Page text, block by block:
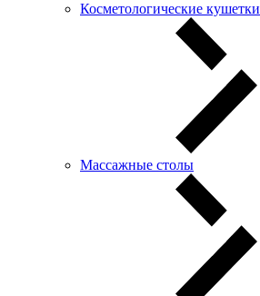
Косметологические кушетки
Массажные столы